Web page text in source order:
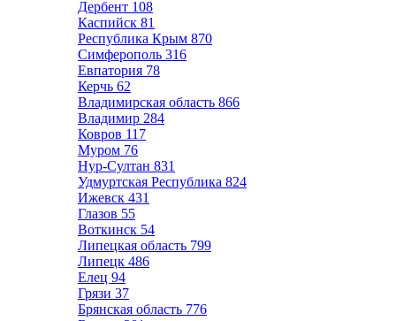
Дербент 108
Каспийск 81
Республика Крым 870
Симферополь 316
Евпатория 78
Керчь 62
Владимирская область 866
Владимир 284
Ковров 117
Муром 76
Нур-Султан 831
Удмуртская Республика 824
Ижевск 431
Глазов 55
Воткинск 54
Липецкая область 799
Липецк 486
Елец 94
Грязи 37
Брянская область 776